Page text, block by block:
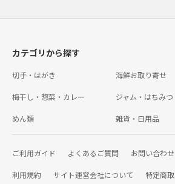
カテゴリから探す
切手・はがき 海鮮お取り寄せ
梅干し・惣菜・カレー ジャム・はちみつ
めん類 雑貨・日用品
ご利用ガイド よくあるご質問 お問い合わせ
利用規約 サイト運営会社について 特定商